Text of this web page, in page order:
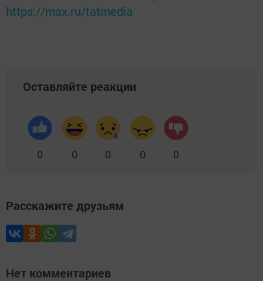
https://max.ru/tatmedia
Оставляйте реакции
0 0 0 0 0
Расскажите друзьям
Нет комментариев